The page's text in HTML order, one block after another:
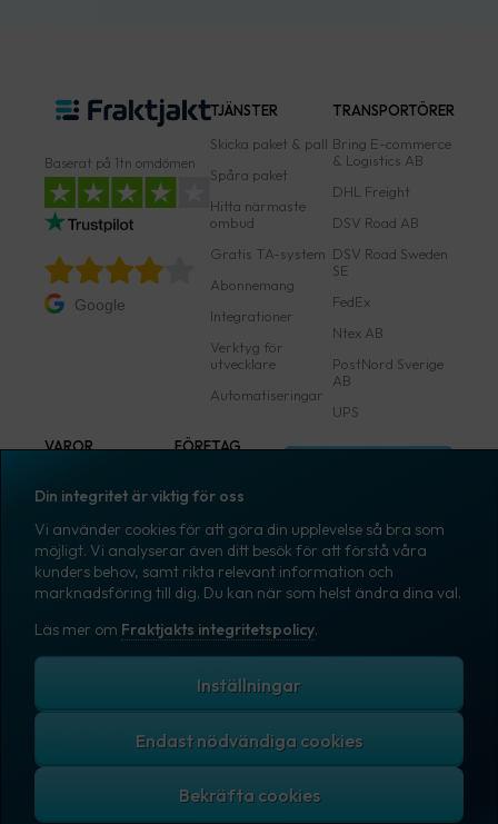
Baserat på 1tn omdömen
Google
TJÄNSTER
Skicka paket & pall
Spåra paket
Hitta närmaste
ombud
Gratis TA-system
Abonnemang
Integrationer
Verktyg för
utvecklare
Automatiseringar
TRANSPORTÖRER
Bring E-commerce
& Logistics AB
DHL Freight
DSV Road AB
DSV Road Sweden
SE
FedEx
Ntex AB
PostNord Sverige
AB
UPS
VAROR
Märkning
Emballage
Emballagetillbehör
Kontorsvaror
FÖRETAG
Pressrum
Medarbetare
Jobb & karriär
Nyhetsarkiv
Blogg
Skapa konto
Copyright © 2007 – 2026 Fraktjakt AB. All rights reserved.
Din integritet är viktig för oss
Vi använder cookies för att göra din upplevelse så bra som
möjligt. Vi analyserar även ditt besök för att förstå våra
kunders behov, samt rikta relevant information och
marknadsföring till dig. Du kan när som helst ändra dina val.
Läs mer om Fraktjakts integritetspolicy.
Inställningar
Endast nödvändiga cookies